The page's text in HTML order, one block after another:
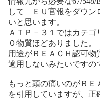
して ＥＵ官報をダウン
いと思います。
ＡＴＰ－３１ではカテゴ
０物質ほどありました。
用途がＲＥＡＣＨ認可物
適用しないみたいですの
もっと頭の痛いのがＲ
を引用していますが、正